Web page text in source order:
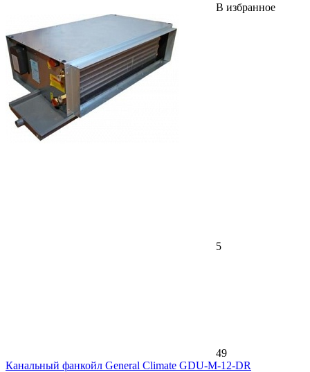
В избранное
5
49
Канальный фанкойл General Climate GDU-M-12-DR